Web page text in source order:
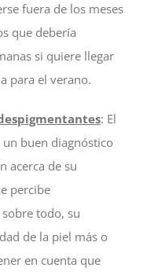
fuera de los meses
que debería
si quiere llegar
para el verano.
: El
buen diagnóstico
acerca de su
percibe
todo, su
de la piel más o
en cuenta que